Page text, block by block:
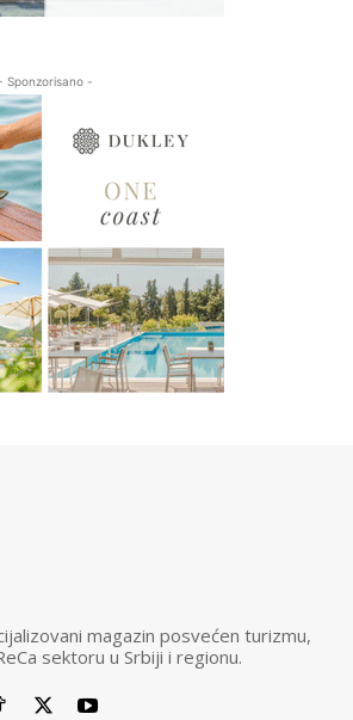
Sponzorisano -
magazin posvećen turizmu,
sektoru u Srbiji i regionu.